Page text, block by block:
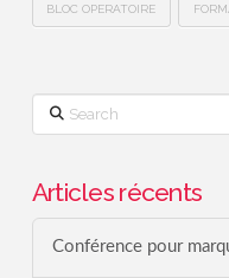
BLOC OPERATOIRE
Search
Articles récents
Conférence pour